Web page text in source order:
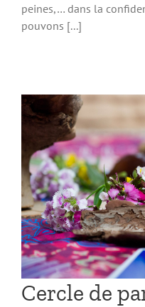
peines,… dans la
pouvons [...]
Cercle de